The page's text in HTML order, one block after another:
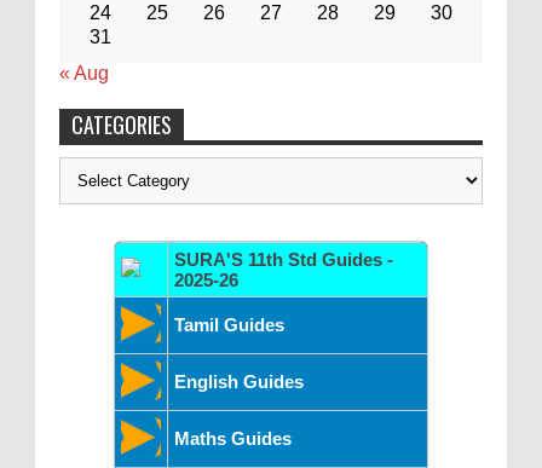
24
25 26 27 28 29
30
31
« Aug
CATEGORIES
Categories
SURA'S 11th Std Guides -
2025-26
Tamil Guides
English Guides
Maths Guides